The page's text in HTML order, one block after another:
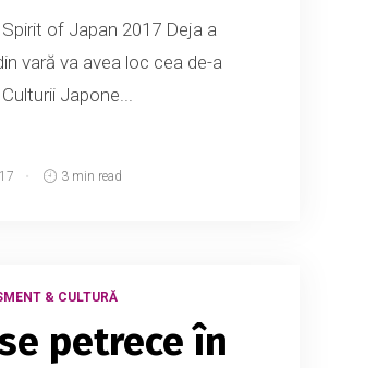
of Japan 2017 Deja a
vară va avea loc cea de-a
Japone...
3 min read
& CULTURĂ
petrece în